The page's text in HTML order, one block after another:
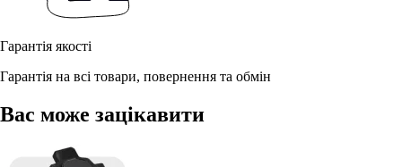
Гарантія якості
Гарантія на всі товари, повернення та обмін
Вас може зацікавити